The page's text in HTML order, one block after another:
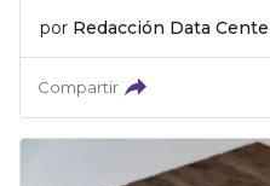
por Redacción Data
Compartir